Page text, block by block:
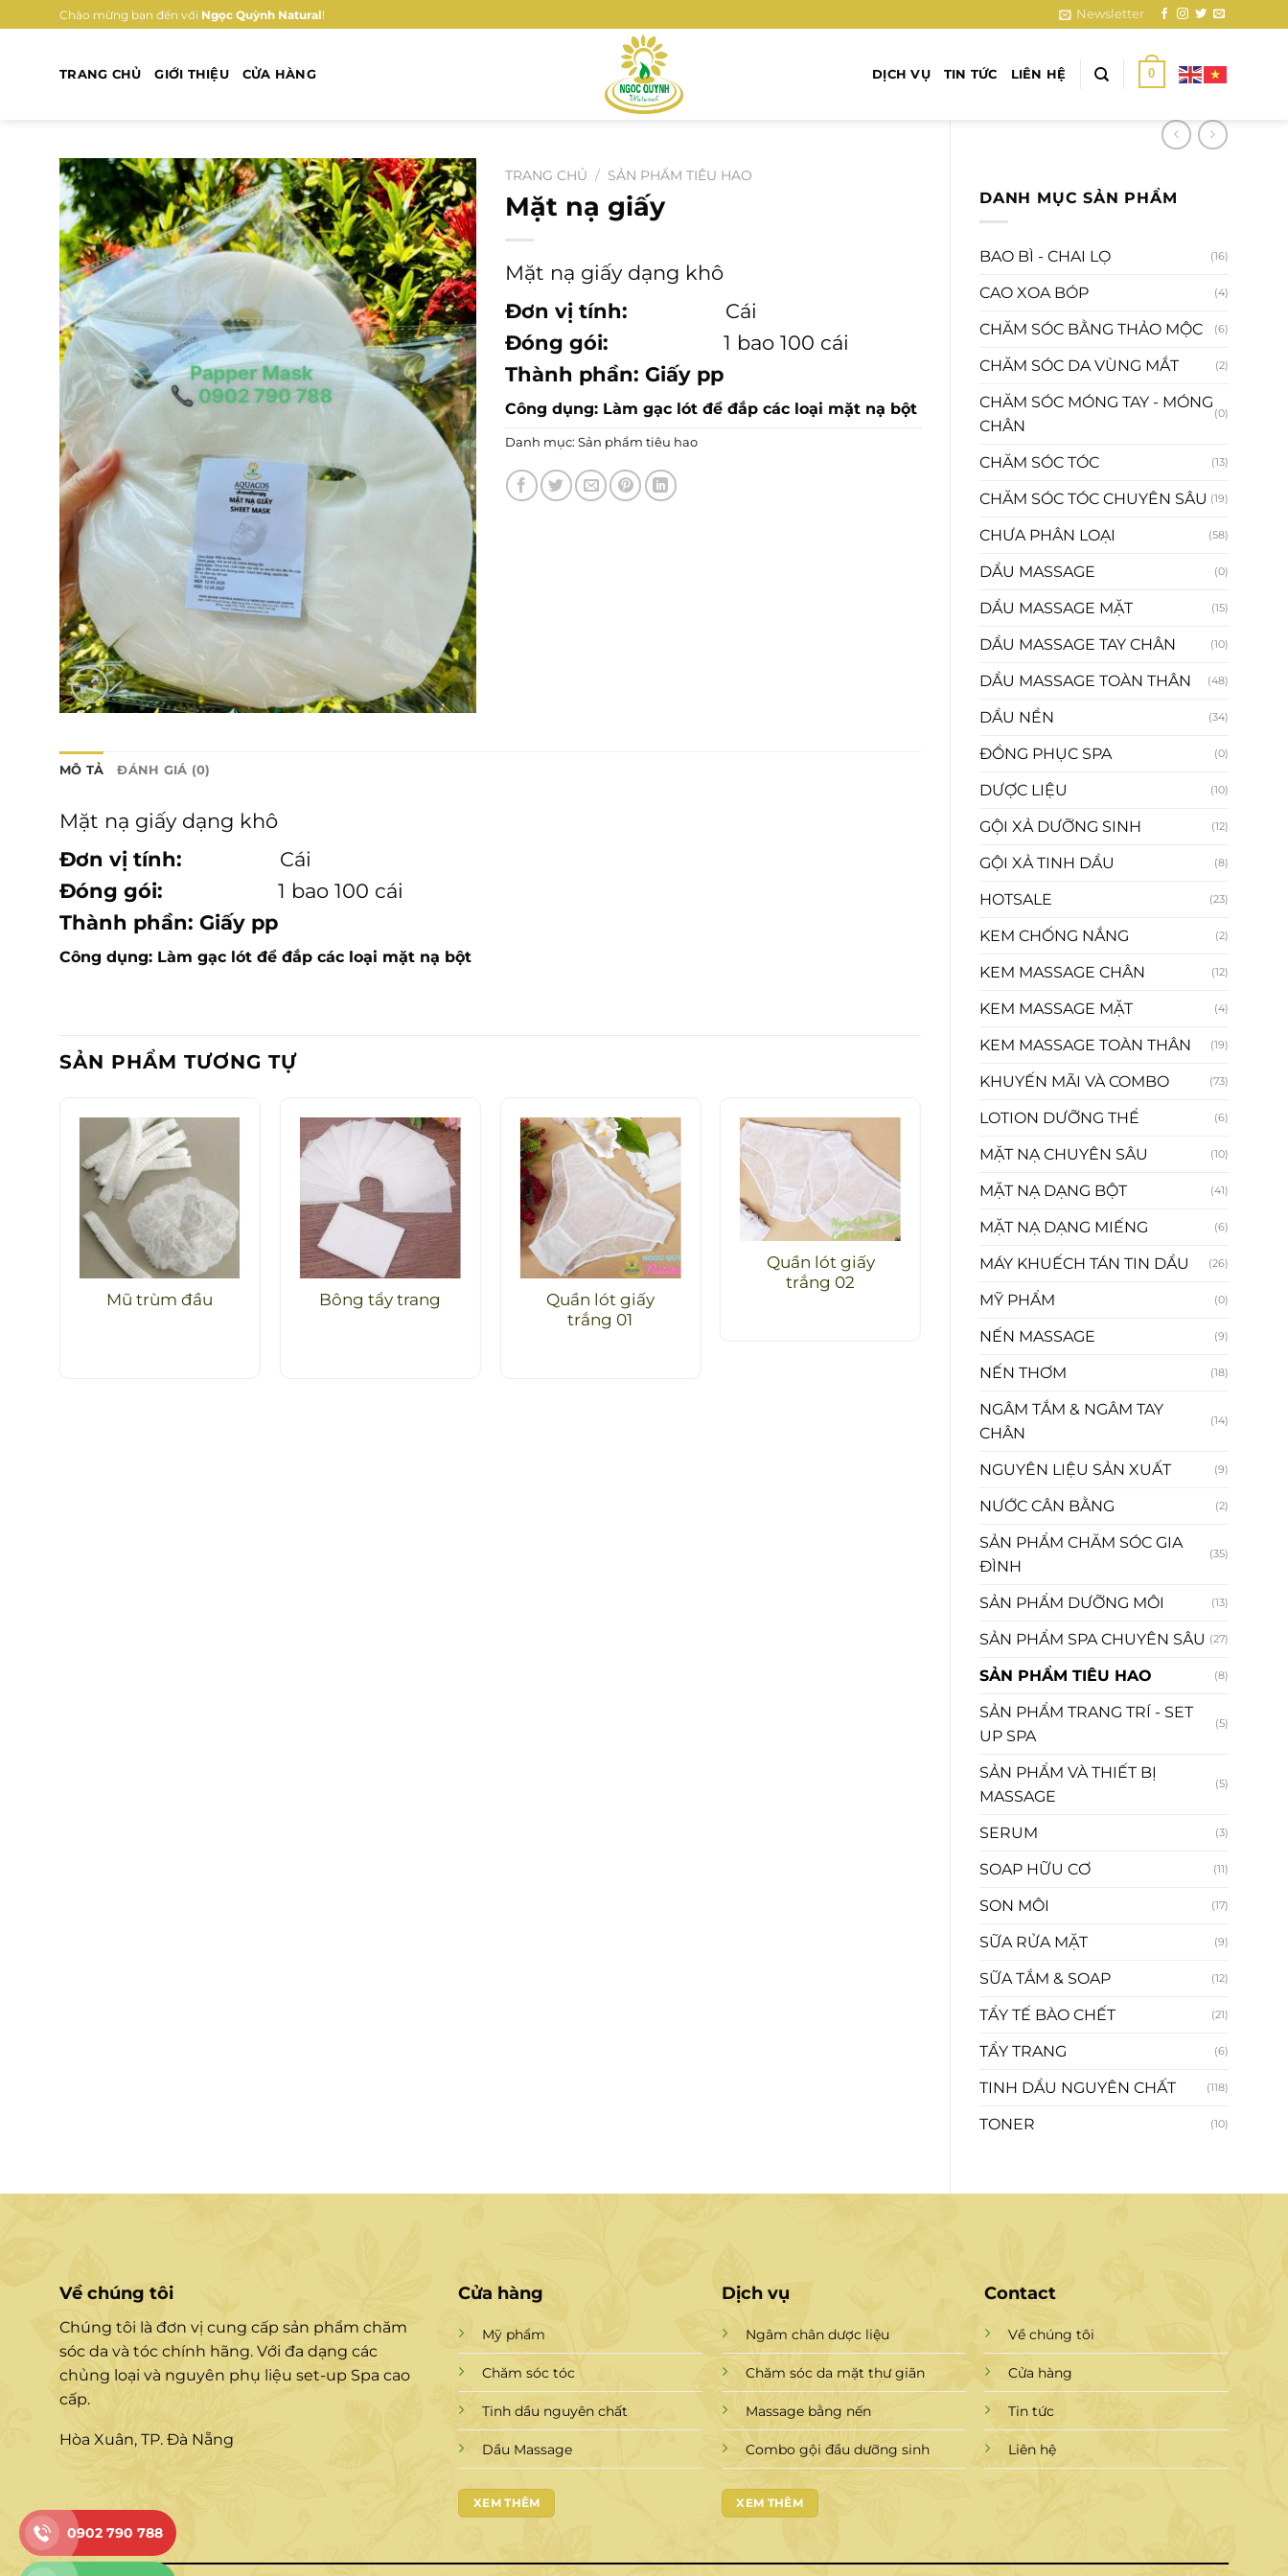
qua
Chào mừng bạn đến với Ngọc Quỳnh Natural! Newsletter
TRANG CHỦ GIỚI THIỆU CỬA HÀNG DỊCH VỤ TIN TỨC LIÊN HỆ 0
DANH MỤC SẢN PHẨM
BAO BÌ - CHAI LỌ (16)
CAO XOA BÓP (4)
CHĂM SÓC BẰNG THẢO MỘC (6)
CHĂM SÓC DA VÙNG MẮT (2)
CHĂM SÓC MÓNG TAY - MÓNG
CHÂN
(0)
CHĂM SÓC TÓC (13)
CHĂM SÓC TÓC CHUYÊN SÂU (19)
CHƯA PHÂN LOẠI (58)
DẦU MASSAGE (0)
DẦU MASSAGE MẶT (15)
DẦU MASSAGE TAY CHÂN (10)
DẦU MASSAGE TOÀN THÂN (48)
DẦU NỀN (34)
ĐỒNG PHỤC SPA (0)
DƯỢC LIỆU (10)
GỘI XẢ DƯỠNG SINH (12)
GỘI XẢ TINH DẦU (8)
HOTSALE (23)
KEM CHỐNG NẮNG (2)
KEM MASSAGE CHÂN (12)
KEM MASSAGE MẶT (4)
KEM MASSAGE TOÀN THÂN (19)
KHUYẾN MÃI VÀ COMBO (73)
LOTION DƯỠNG THỂ (6)
MẶT NẠ CHUYÊN SÂU (10)
MẶT NẠ DẠNG BỘT (41)
MẶT NẠ DẠNG MIẾNG (6)
MÁY KHUẾCH TÁN TIN DẦU (26)
MỸ PHẨM (0)
NẾN MASSAGE (9)
NẾN THƠM (18)
NGÂM TẮM & NGÂM TAY
CHÂN
(14)
NGUYÊN LIỆU SẢN XUẤT (9)
NƯỚC CÂN BẰNG (2)
SẢN PHẨM CHĂM SÓC GIA
ĐÌNH
(35)
SẢN PHẨM DƯỠNG MÔI (13)
SẢN PHẨM SPA CHUYÊN SÂU (27)
SẢN PHẨM TIÊU HAO (8)
SẢN PHẨM TRANG TRÍ - SET
UP SPA
(5)
SẢN PHẨM VÀ THIẾT BỊ
MASSAGE
(5)
SERUM (3)
SOAP HỮU CƠ (11)
SON MÔI (17)
SỮA RỬA MẶT (9)
SỮA TẮM & SOAP (12)
TẨY TẾ BÀO CHẾT (21)
TẨY TRANG (6)
TINH DẦU NGUYÊN CHẤT (118)
TONER (10)
TRANG CHỦ / SẢN PHẨM TIÊU HAO
Mặt nạ giấy
Mặt nạ giấy dạng khô
Đơn vị tính:
Cái
Đóng gói:
1 bao 100 cái
Thành phần: Giấy pp
Công dụng: Làm gạc lót để đắp các loại mặt nạ bột
Danh mục: Sản phẩm tiêu hao
MÔ TẢ ĐÁNH GIÁ (0)
Mặt nạ giấy dạng khô
Đơn vị tính:
Cái
Đóng gói:
1 bao 100 cái
Thành phần: Giấy pp
Công dụng: Làm gạc lót để đắp các loại mặt nạ bột
SẢN PHẨM TƯƠNG TỰ
Mũ trùm đầu Bông tẩy trang
Quần lót giấy
trắng 01
Quần lót giấy
trắng 02
Về chúng tôi
Chúng tôi là đơn vị cung cấp sản phẩm chăm
sóc da và tóc chính hãng. Với đa dạng các
chủng loại và nguyên phụ liệu set-up Spa cao
cấp.
Hòa Xuân, TP. Đà Nẵng
Cửa hàng
Mỹ phẩm
Chăm sóc tóc
Tinh dầu nguyên chất
Dầu Massage
XEM THÊM
Dịch vụ
Ngâm chân dược liệu
Chăm sóc da mặt thư giãn
Massage bằng nến
Combo gội đầu dưỡng sinh
XEM THÊM
Contact
Về chúng tôi
Cửa hàng
Tin tức
Liên hệ
0902 790 788